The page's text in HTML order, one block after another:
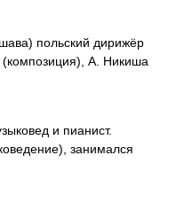
польский дирижёр
(композиция), А. Никиша
и пианист.
занимался